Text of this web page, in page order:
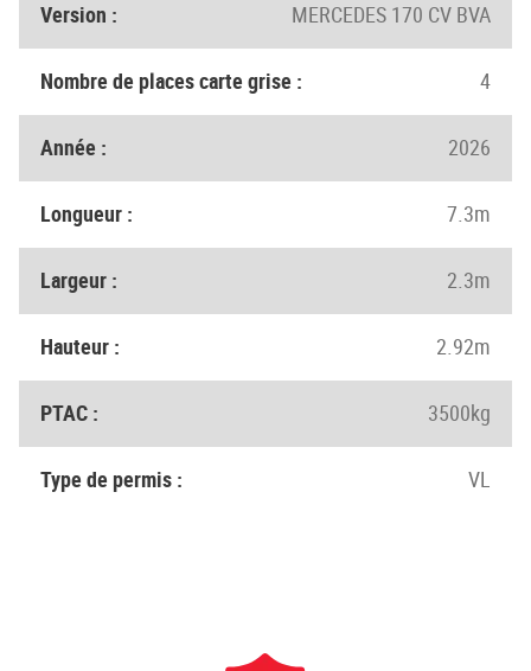
Version : MERCEDES 170 CV BVA
Nombre de places carte grise : 4
Année : 2026
Longueur : 7.3m
Largeur : 2.3m
Hauteur : 2.92m
PTAC : 3500kg
Type de permis : VL